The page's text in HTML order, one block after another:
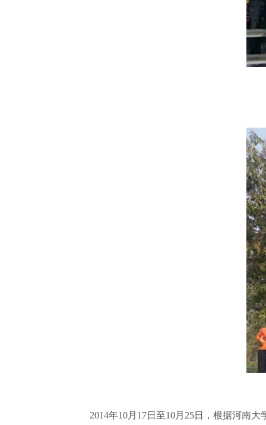
2014年10月17日至10月25日，根据河南